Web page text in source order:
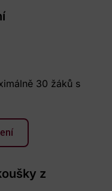
30 žáků s
z